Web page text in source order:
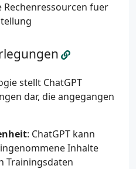
fuer
stellt ChatGPT
dar, die angegangen
: ChatGPT kann
Inhalte
Trainingsdaten